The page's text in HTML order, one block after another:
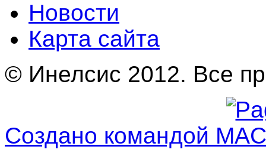
Новости
Карта сайта
© Инелсис 2012. Все
Создано командой